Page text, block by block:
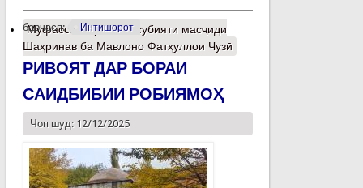
барчасп: Интишорот
Муфассалтаро Мансубияти масҷиди
Шаҳринав ба Мавлоно Фатҳуллои Чузӣ
РИВОЯТ ДАР БОРАИ
САИДБИБИИ РОБИЯМОҲ
Чоп шуд: 12/12/2025